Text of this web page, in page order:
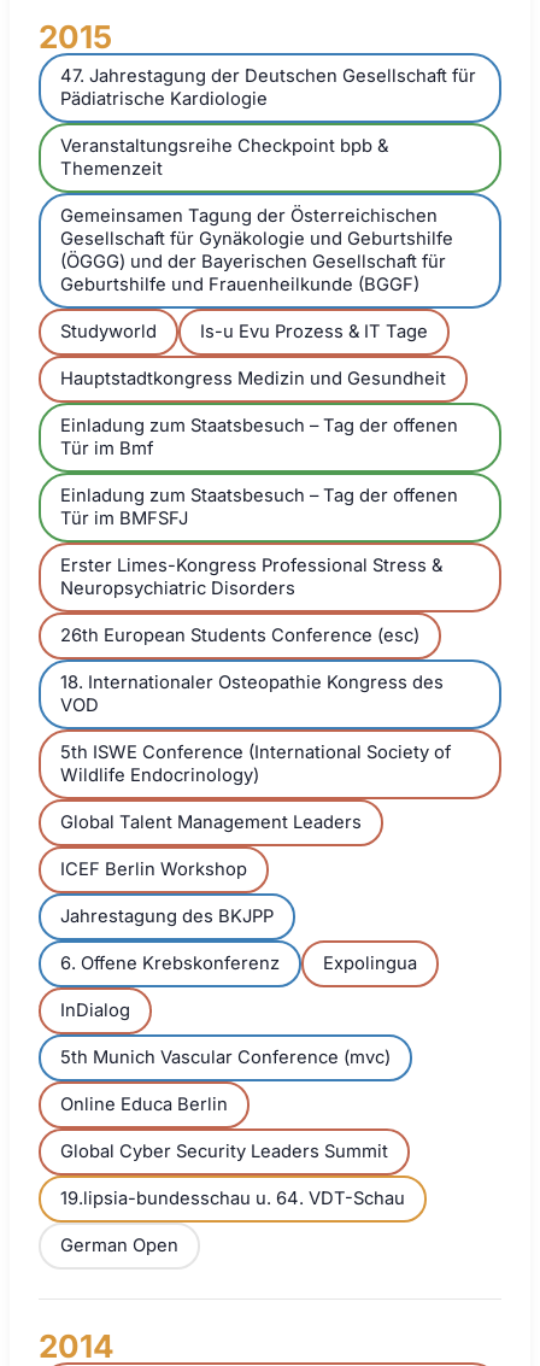
2015
47. Jahrestagung der Deutschen Gesellschaft für
Pädiatrische Kardiologie
Veranstaltungsreihe Checkpoint bpb &
Themenzeit
Gemeinsamen Tagung der Österreichischen
Gesellschaft für Gynäkologie und Geburtshilfe
(ÖGGG) und der Bayerischen Gesellschaft für
Geburtshilfe und Frauenheilkunde (BGGF)
Studyworld Is-u Evu Prozess & IT Tage
Hauptstadtkongress Medizin und Gesundheit
Einladung zum Staatsbesuch – Tag der offenen
Tür im Bmf
Einladung zum Staatsbesuch – Tag der offenen
Tür im BMFSFJ
Erster Limes-Kongress Professional Stress &
Neuropsychiatric Disorders
26th European Students Conference (esc)
18. Internationaler Osteopathie Kongress des
VOD
5th ISWE Conference (International Society of
Wildlife Endocrinology)
Global Talent Management Leaders
ICEF Berlin Workshop
Jahrestagung des BKJPP
6. Offene Krebskonferenz Expolingua
InDialog
5th Munich Vascular Conference (mvc)
Online Educa Berlin
Global Cyber Security Leaders Summit
19.lipsia-bundesschau u. 64. VDT-Schau
German Open
2014